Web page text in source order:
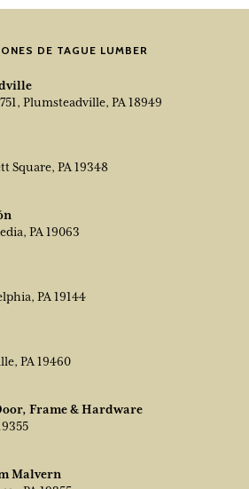
DE TAGUE LUMBER
Plumsteadville, PA 18949
Square, PA 19348
PA 19063
PA 19144
PA 19460
Frame & Hardware
Malvern